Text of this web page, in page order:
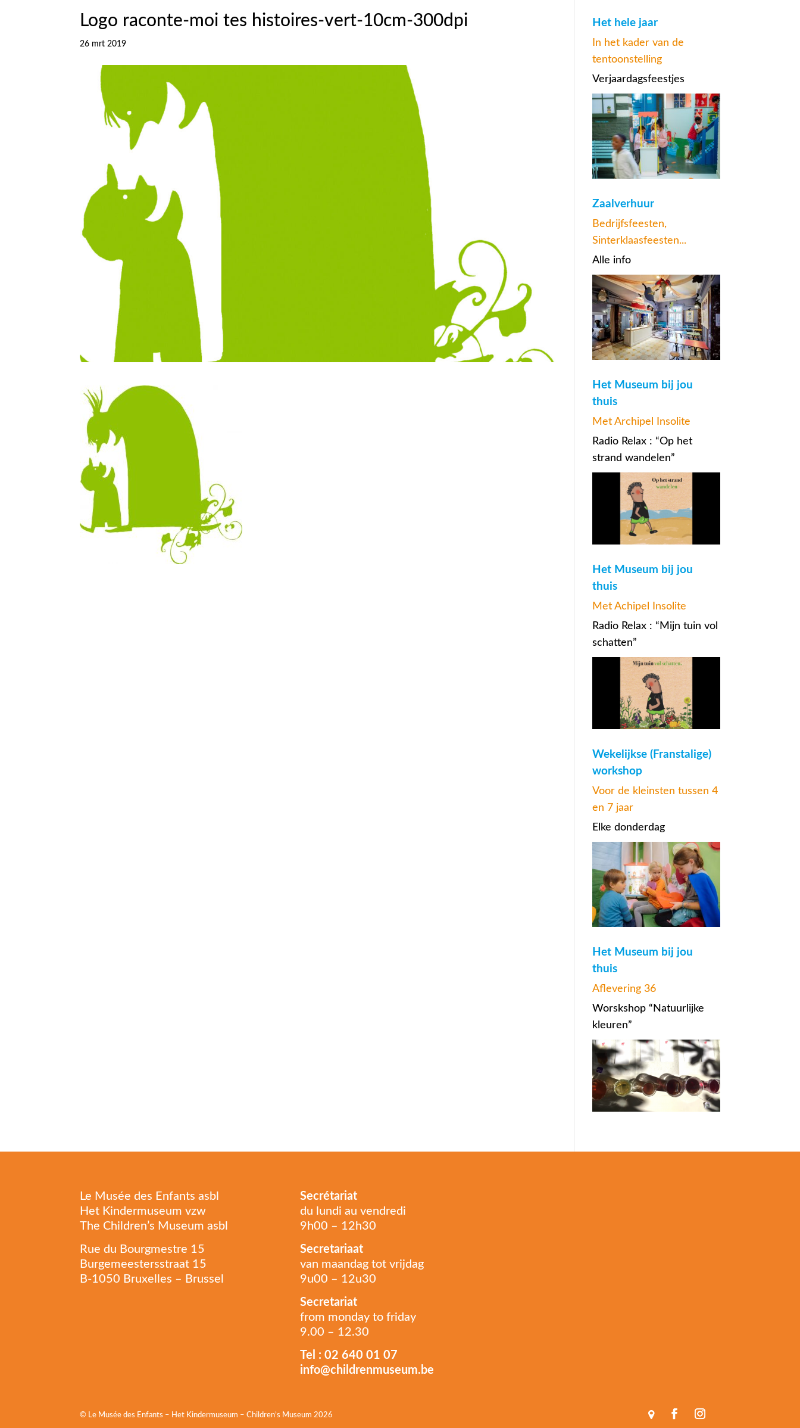
Logo raconte-moi tes histoires-vert-10cm-300dpi
26 mrt 2019
Het hele jaar
In het kader van de
tentoonstelling
Verjaardagsfeestjes
Zaalverhuur
Bedrijfsfeesten,
Sinterklaasfeesten...
Alle info
Het Museum bij jou
thuis
Met Archipel Insolite
Radio Relax : “Op het
strand wandelen”
Het Museum bij jou
thuis
Met Achipel Insolite
Radio Relax : “Mijn tuin vol
schatten”
Wekelijkse (Franstalige)
workshop
Voor de kleinsten tussen 4
en 7 jaar
Elke donderdag
Het Museum bij jou
thuis
Aflevering 36
Worskshop “Natuurlijke
kleuren”
Le Musée des Enfants asbl
Het Kindermuseum vzw
The Children’s Museum asbl
Rue du Bourgmestre 15
Burgemeestersstraat 15
B-1050 Bruxelles – Brussel
Secrétariat
du lundi au vendredi
9h00 – 12h30
Secretariaat
van maandag tot vrijdag
9u00 – 12u30
Secretariat
from monday to friday
9.00 – 12.30
Tel : 02 640 01 07
info@childrenmuseum.be
© Le Musée des Enfants – Het Kindermuseum – Children’s Museum 2026